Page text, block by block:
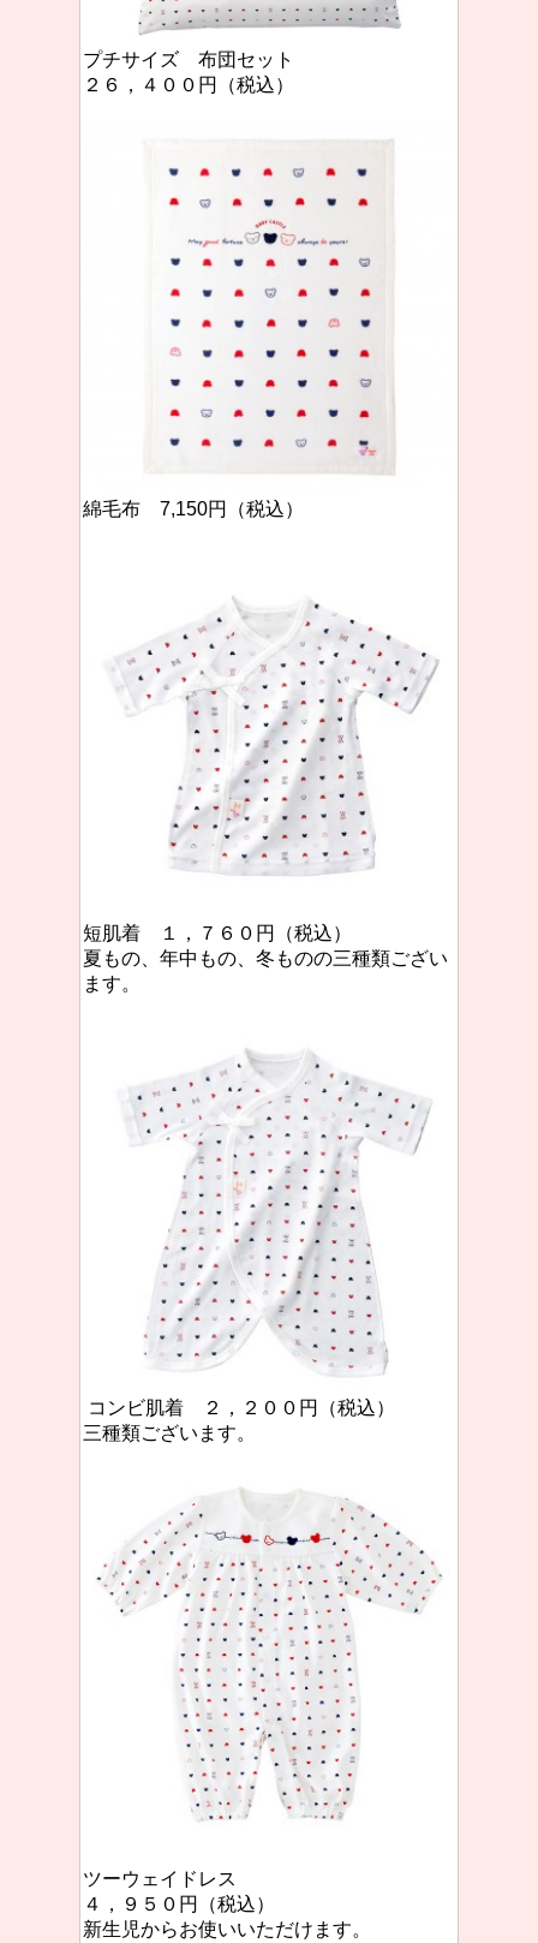
プチサイズ 布団セット
２６，４００円（税込）
綿毛布 7,150円（税込）
短肌着 １，７６０円（税込）
夏もの、年中もの、冬ものの三種類ござい
ます。
コンビ肌着 ２，２００円（税込）
三種類ございます。
ツーウェイドレス
４，９５０円（税込）
新生児からお使いいただけます。